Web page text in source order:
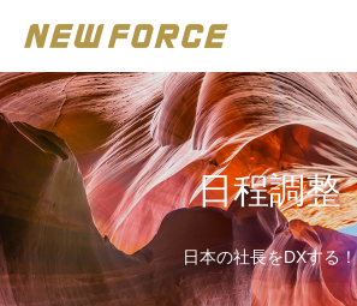
日程調整
日本の社長をDXする！